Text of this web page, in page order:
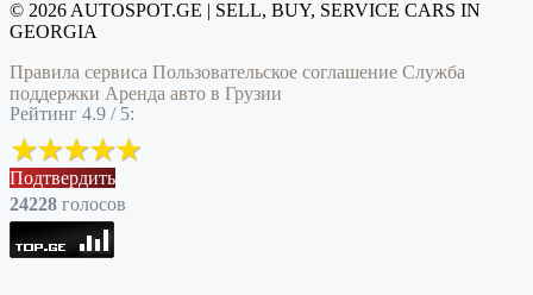
© 2026 AUTOSPOT.GE | SELL, BUY, SERVICE CARS IN
GEORGIA
Правила сервиса Пользовательское соглашение Служба
поддержки Аренда авто в Грузии
Рейтинг 4.9 / 5:
Подтвердить
24228 голоcов